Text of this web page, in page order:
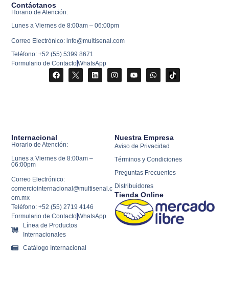
Nuestra Empresa
Aviso de Privacidad
Términos y Condiciones
Preguntas Frecuentes
Distribuidores
Tienda Online
Internacional
Horario de Atención:
Lunes a Viernes de 8:00am –
06:00pm
Correo Electrónico:
comerciointernacional@multisenal.c
om.mx
Teléfono: +52 (55) 2719 4146
Formulario de ContactoWhatsApp
Línea de Productos
Internacionales
Catálogo Internacional
Contáctanos
Horario de Atención:
Lunes a Viernes de 8:00am – 06:00pm
Correo Electrónico: info@multisenal.com
Teléfono: +52 (55) 5399 8671
Formulario de ContactoWhatsApp